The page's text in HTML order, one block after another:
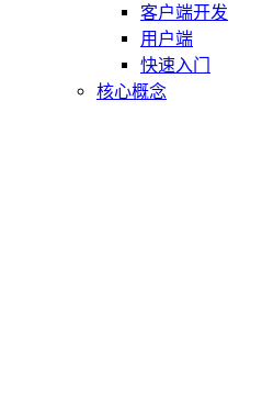
客户端开发
用户端
快速入门
核心概念